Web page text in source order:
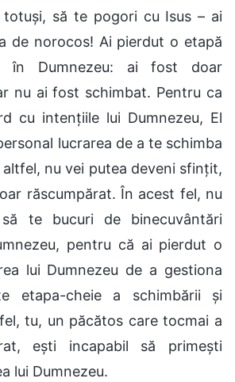
să te pogori cu Isus – ai
de norocos! Ai pierdut o etapă
în Dumnezeu: ai fost doar
nu ai fost schimbat. Pentru ca
cu intențiile lui Dumnezeu, El
lucrarea de a te schimba
nu vei putea deveni sfințit,
răscumpărat. În acest fel, nu
te bucuri de binecuvântări
pentru că ai pierdut o
lui Dumnezeu de a gestiona
etapa-cheie a schimbării și
tu, un păcătos care tocmai a
ești incapabil să primești
lui Dumnezeu.